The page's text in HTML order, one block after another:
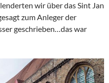
wir über das Sint Jan
zum Anleger der
geschrieben…das war